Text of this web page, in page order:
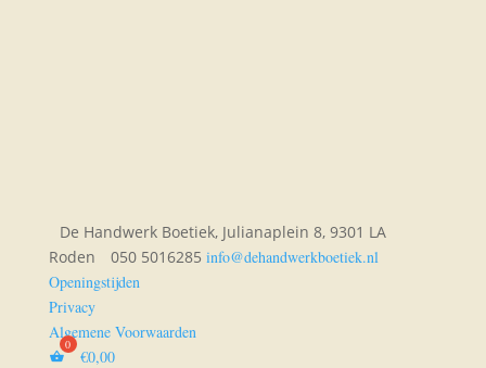
De Handwerk Boetiek, Julianaplein 8, 9301 LA
Roden
050 5016285 info@dehandwerkboetiek.nl
Openingstijden
Privacy
Algemene Voorwaarden
€0,00